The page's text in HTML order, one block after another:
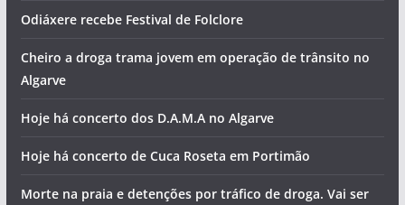
Odiáxere recebe Festival de Folclore
Cheiro a droga trama jovem em operação de trânsito no
Algarve
Hoje há concerto dos D.A.M.A no Algarve
Hoje há concerto de Cuca Roseta em Portimão
Morte na praia e detenções por tráfico de droga. Vai ser